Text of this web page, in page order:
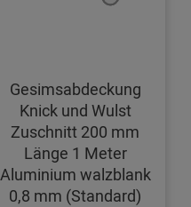
Gesimsabdeckung
Knick und Wulst
Zuschnitt 200 mm
Länge 1 Meter
Aluminium walzblank
0,8 mm (Standard)